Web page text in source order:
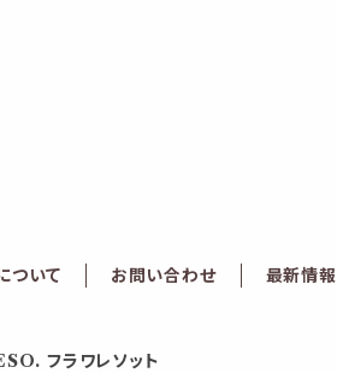
ついて お問い合わせ 最新情報
フラワレソット